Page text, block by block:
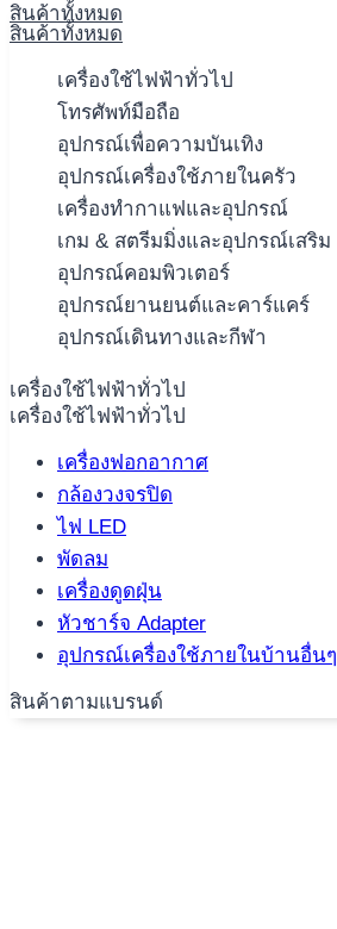
สินค้าทั้งหมด
สินค้าทั้งหมด
เครื่องใช้ไฟฟ้าทั่วไป
โทรศัพท์มือถือ
อุปกรณ์เพื่อความบันเทิง
อุปกรณ์เครื่องใช้ภายในครัว
เครื่องทำกาแฟและอุปกรณ์
เกม & สตรีมมิ่งและอุปกรณ์เสริม
อุปกรณ์คอมพิวเตอร์
อุปกรณ์ยานยนต์และคาร์แคร์
อุปกรณ์เดินทางและกีฬา
เครื่องใช้ไฟฟ้าทั่วไป
เครื่องใช้ไฟฟ้าทั่วไป
เครื่องฟอกอากาศ
กล้องวงจรปิด
ไฟ LED
พัดลม
เครื่องดูดฝุ่น
หัวชาร์จ Adapter
อุปกรณ์เครื่องใช้ภายในบ้านอื่นๆ
สินค้าตามแบรนด์